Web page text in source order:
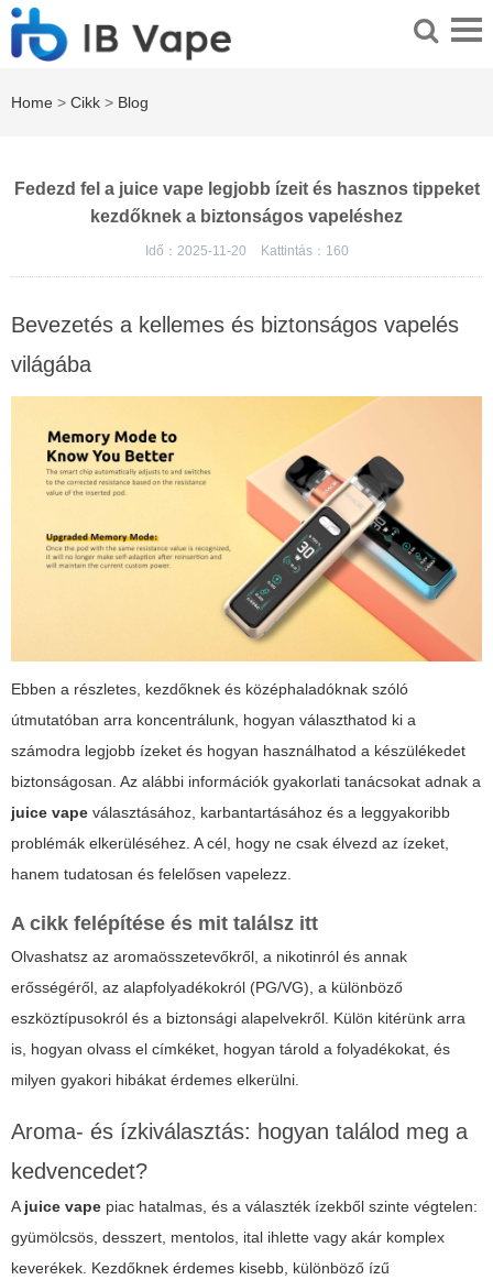
Home > Cikk > Blog
Fedezd fel a juice vape legjobb ízeit és hasznos tippeket
kezdőknek a biztonságos vapeléshez
Idő：2025-11-20 Kattintás： 160
Bevezetés a kellemes és biztonságos vapelés
világába
Ebben a részletes, kezdőknek és középhaladóknak szóló
útmutatóban arra koncentrálunk, hogyan választhatod ki a
számodra legjobb ízeket és hogyan használhatod a készülékedet
biztonságosan. Az alábbi információk gyakorlati tanácsokat adnak a
juice vape választásához, karbantartásához és a leggyakoribb
problémák elkerüléséhez. A cél, hogy ne csak élvezd az ízeket,
hanem tudatosan és felelősen vapelezz.
A cikk felépítése és mit találsz itt
Olvashatsz az aromaösszetevőkről, a nikotinról és annak
erősségéről, az alapfolyadékokról (PG/VG), a különböző
eszköztípusokról és a biztonsági alapelvekről. Külön kitérünk arra
is, hogyan olvass el címkéket, hogyan tárold a folyadékokat, és
milyen gyakori hibákat érdemes elkerülni.
Aroma- és ízkiválasztás: hogyan találod meg a
kedvencedet?
Ajuice vape piac hatalmas, és a választék ízekből szinte végtelen:
gyümölcsös, desszert, mentolos, ital ihlette vagy akár komplex
keverékek. Kezdőknek érdemes kisebb, különböző ízű